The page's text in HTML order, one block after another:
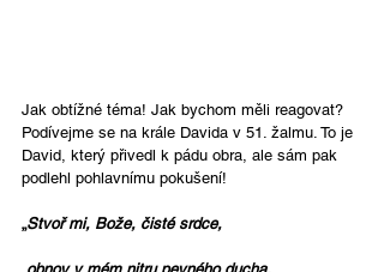
Jak obtížné téma! Jak bychom měli reagovat?
Podívejme se na krále Davida v 51. žalmu. To je
David, který přivedl k pádu obra, ale sám pak
podlehl pohlavnímu pokušení!
„Stvoř mi, Bože, čisté srdce,